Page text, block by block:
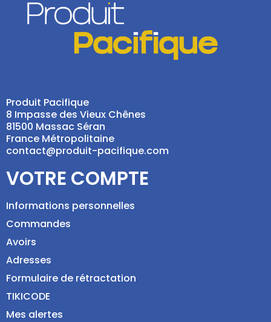
Produit Pacifique
8 Impasse des Vieux Chênes
81500 Massac Séran
France Métropolitaine
contact@produit-pacifique.com
VOTRE COMPTE
Informations personnelles
Commandes
Avoirs
Adresses
Formulaire de rétractation
TIKICODE
Mes alertes